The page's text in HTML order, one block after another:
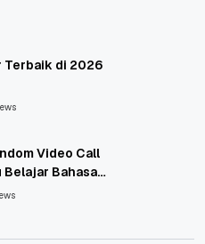
Terbaik di 2026
Video Call
Belajar Bahasa